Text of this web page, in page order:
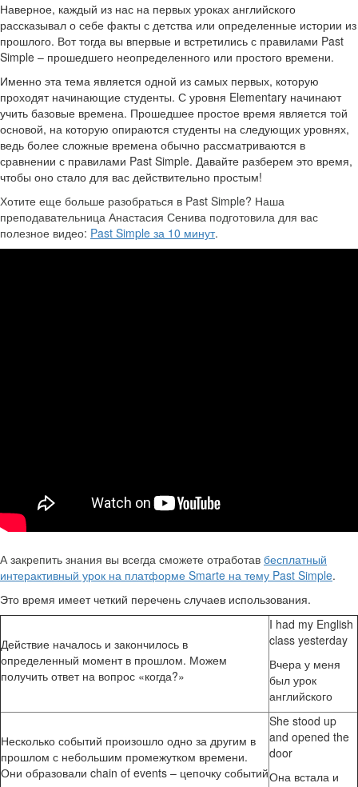
Наверное, каждый из нас на первых уроках английского
рассказывал о себе факты с детства или определенные истории из
прошлого. Вот тогда вы впервые и встретились с правилами Past
Simple – прошедшего неопределенного или простого времени.
Именно эта тема является одной из самых первых, которую
проходят начинающие студенты. С уровня Elementary начинают
учить базовые времена. Прошедшее простое время является той
основой, на которую опираются студенты на следующих уровнях,
ведь более сложные времена обычно рассматриваются в
сравнении с правилами Past Simple. Давайте разберем это время,
чтобы оно стало для вас действительно простым!
Хотите еще больше разобраться в Past Simple? Наша
преподавательница Анастасия Сенива подготовила для вас
полезное видео: Past Simple за 10 минут.
А закрепить знания вы всегда сможете отработав бесплатный
интерактивный урок на платформе Smarte на тему Past Simple.
Это время имеет четкий перечень случаев использования.
Действие началось и закончилось в
определенный момент в прошлом. Можем
получить ответ на вопрос «когда?»
I had my English
class yesterday
Вчера у меня
был урок
английского
Несколько событий произошло одно за другим в
прошлом с небольшим промежутком времени.
Они образовали chain of events – цепочку событий
She stood up
and opened the
door
Она встала и